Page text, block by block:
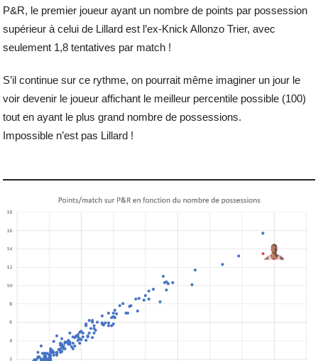
P&R, le premier joueur ayant un nombre de points par possession
supérieur à celui de Lillard est l’ex-Knick Allonzo Trier, avec
seulement 1,8 tentatives par match !
S’il continue sur ce rythme, on pourrait même imaginer un jour le
voir devenir le joueur affichant le meilleur percentile possible (100)
tout en ayant le plus grand nombre de possessions.
Impossible n’est pas Lillard !